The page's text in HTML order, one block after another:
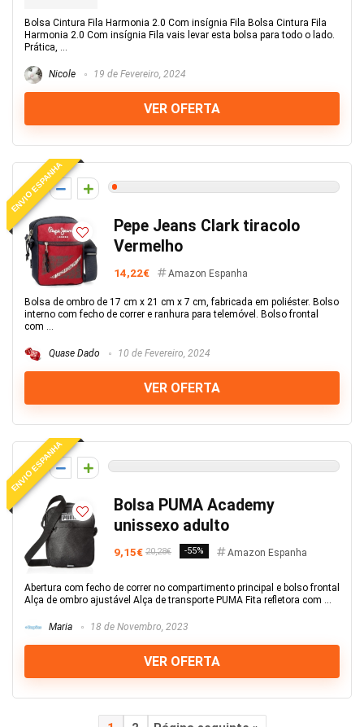
Bolsa Cintura Fila Harmonia 2.0 Com insígnia Fila Bolsa Cintura Fila
Harmonia 2.0 Com insígnia Fila vais levar esta bolsa para todo o lado.
Prática, ...
Nicole 19 de Fevereiro, 2024
VER OFERTA
ENVIO ESPANHA
1
Pepe Jeans Clark tiracolo
Vermelho
14,22€ Amazon Espanha
Bolsa de ombro de 17 cm x 21 cm x 7 cm, fabricada em poliéster. Bolso
interno com fecho de correr e ranhura para telemóvel. Bolso frontal
com ...
Quase Dado 10 de Fevereiro, 2024
VER OFERTA
ENVIO ESPANHA
0
Bolsa PUMA Academy
unissexo adulto
9,15€ 20,28€ -55% Amazon Espanha
Abertura com fecho de correr no compartimento principal e bolso frontal
Alça de ombro ajustável Alça de transporte PUMA Fita refletora com ...
Maria 18 de Novembro, 2023
VER OFERTA